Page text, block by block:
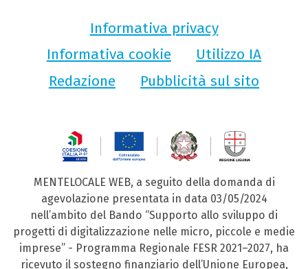
Informativa privacy
Informativa cookie
Utilizzo IA
Redazione
Pubblicità sul sito
MENTELOCALE WEB, a seguito della domanda di
agevolazione presentata in data 03/05/2024
nell’ambito del Bando “Supporto allo sviluppo di
progetti di digitalizzazione nelle micro, piccole e medie
imprese” - Programma Regionale FESR 2021–2027, ha
ricevuto il sostegno finanziario dell’Unione Europea,